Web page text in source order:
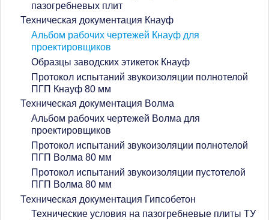
пазогребневых плит
Техническая документация Кнауф
Альбом рабочих чертежей Кнауф для
проектировщиков
Образцы заводских этикеток Кнауф
Протокол испытаний звукоизоляции полнотелой
ПГП Кнауф 80 мм
Техническая документация Волма
Альбом рабочих чертежей Волма для
проектировщиков
Протокол испытаний звукоизоляции полнотелой
ПГП Волма 80 мм
Протокол испытаний звукоизоляции пустотелой
ПГП Волма 80 мм
Техническая документация Гипсобетон
Технические условия на пазогребневые плиты ТУ